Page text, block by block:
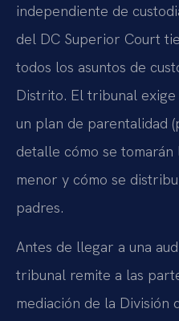
independiente de
del DC Superior Court
todos los asuntos de
Distrito. El tribunal
un plan de parentalidad
detalle cómo se
menor y cómo se
padres.
Antes de llegar a una
tribunal remite a las
mediación de la División